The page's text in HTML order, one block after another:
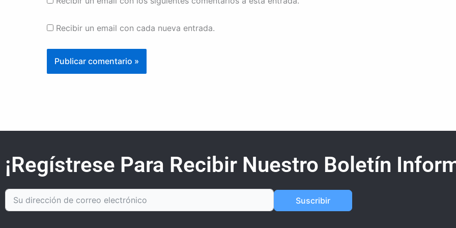
Recibir un email con cada nueva entrada.
¡Regístrese Para Recibir Nuestro Boletín
Suscribir